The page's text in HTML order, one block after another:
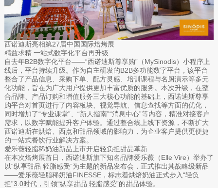
西诺迪斯亮相第27届中国国际焙烤展
精益求精 一站式数字化平台再升级
自去年B2B数字化平台——“西诺迪斯尊享购”（MySinodis）小程序上
线后，平台持续升级。作为自主研发的B2B多功能数字平台，该平台
整合了产品信息、采购下单、配方灵感、培训课程与名厨演示等多元
化功能，旨在为广大用户提供更加丰富优质的服务。本次升级，在整
合品牌、产品订购和增值服务三大核心功能的基础上，西诺迪斯尊享
购平台对首页进行了内容板块、视觉导航、信息查找等方面的优化，
同时增加了“专业课堂”、“新人指南”“消息中心”等内容，精准对接客户
需求，以数字赋能提升客户体验。通过整合线上线下资源，不断扩大
西诺迪斯在烘焙、西点和甜品领域的影响力，为企业客户提供更便捷
的一站式餐饮行业解决方案。
爱乐薇轻脂稀奶油新品上市开启轻负担甜品革新
在本次焙烤展首日，西诺迪斯旗下知名品牌爱乐薇（Elle Vire）举办了
以“纵享甜品 轻脂感受”为主题的新品发布会，正式推出其战略级新品
——爱乐薇轻脂稀奶油FINESSE，标志着烘焙奶油正式步入“轻负
担”3.0时代，引领“纵享甜品 轻脂感受”的甜品体验。